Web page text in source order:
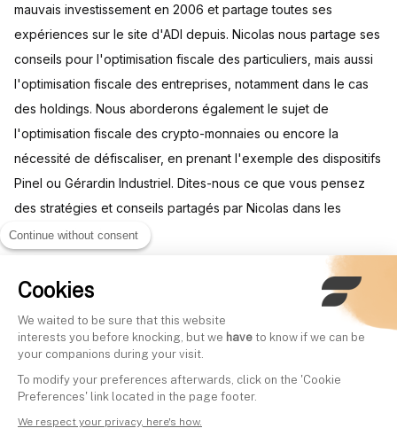
Continue without consent
Cookies
We waited to be sure that this website
interests you before knocking, but we have to know if we can be
your companions during your visit.
To modify your preferences afterwards, click on the 'Cookie
Preferences' link located in the page footer.
We respect your privacy, here's how.
mauvais investissement en 2006 et partage toutes ses
expériences sur le site d'ADI depuis. Nicolas nous partage ses
conseils pour l'optimisation fiscale des particuliers, mais aussi
l'optimisation fiscale des entreprises, notamment dans le cas
des holdings. Nous aborderons également le sujet de
l'optimisation fiscale des crypto-monnaies ou encore la
nécessité de défiscaliser, en prenant l'exemple des dispositifs
Pinel ou Gérardin Industriel. Dites-nous ce que vous pensez
des stratégies et conseils partagés par Nicolas dans les
commentaires !
J'affronte le meilleur gérant
d’Europe (Gestion ACTIVE vs
PASSIVE)
Les stratégies du
gérant d’Europe